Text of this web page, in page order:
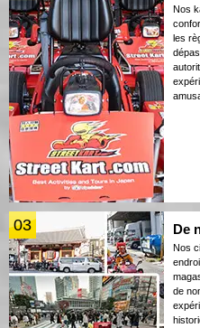
Nos
les
03 De
Nos
de